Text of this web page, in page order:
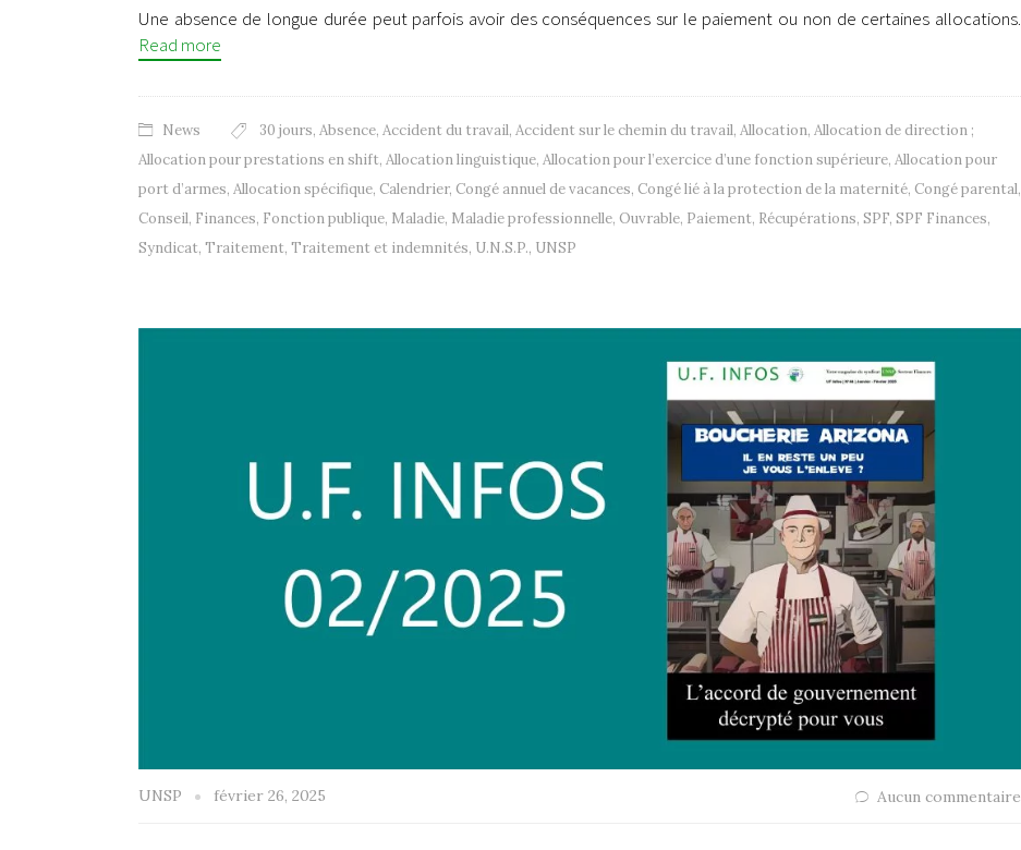
Une absence de longue durée peut parfois avoir des conséquences sur le paiement ou non de certaines allocations.
Read more
News 30 jours, Absence, Accident du travail, Accident sur le chemin du travail, Allocation, Allocation de direction ;
Allocation pour prestations en shift, Allocation linguistique, Allocation pour l’exercice d’une fonction supérieure, Allocation pour
port d’armes, Allocation spécifique, Calendrier, Congé annuel de vacances, Congé lié à la protection de la maternité, Congé parental,
Conseil, Finances, Fonction publique, Maladie, Maladie professionnelle, Ouvrable, Paiement, Récupérations, SPF, SPF Finances,
Syndicat, Traitement, Traitement et indemnités, U.N.S.P., UNSP
UNSP février 26, 2025 Aucun commentaire